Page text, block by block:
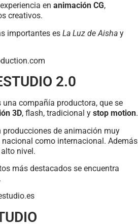
en animación CG,
creativos.
importantes es La Luz de Aisha y
2.0
compañía productora, que se
3D, flash, tradicional y stop motion.
producciones de animación muy
como internacional. Además
nivel.
más destacados se encuentra
.